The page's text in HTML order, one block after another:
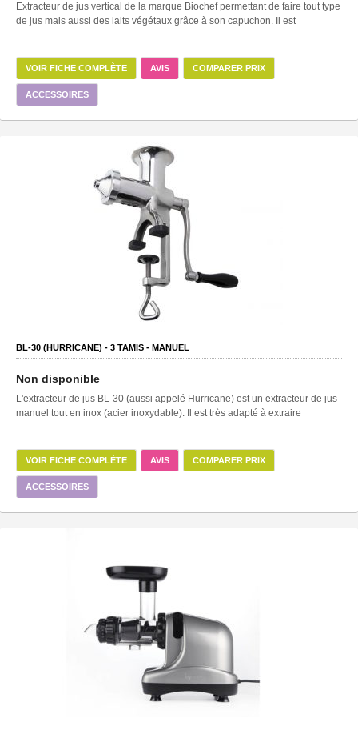
Extracteur de jus vertical de la marque Biochef permettant de faire tout type
de jus mais aussi des laits végétaux grâce à son capuchon. Il est
VOIR FICHE COMPLÈTE AVIS COMPARER PRIX
ACCESSOIRES
BL-30 (HURRICANE) - 3 TAMIS - MANUEL
Non disponible
L'extracteur de jus BL-30 (aussi appelé Hurricane) est un extracteur de jus
manuel tout en inox (acier inoxydable). Il est très adapté à extraire
VOIR FICHE COMPLÈTE AVIS COMPARER PRIX
ACCESSOIRES